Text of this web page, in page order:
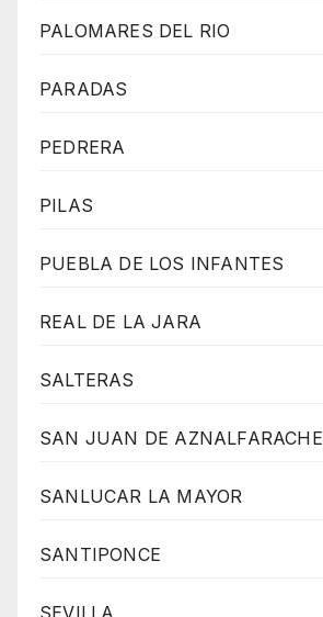
PALOMARES DEL RIO
PARADAS
PEDRERA
PILAS
PUEBLA DE LOS INFANTES
REAL DE LA JARA
SALTERAS
SAN JUAN DE AZNALFARACHE
SANLUCAR LA MAYOR
SANTIPONCE
SEVILLA